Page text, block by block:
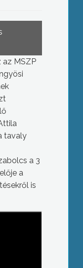
MSZP
tavaly
a 3
a
is